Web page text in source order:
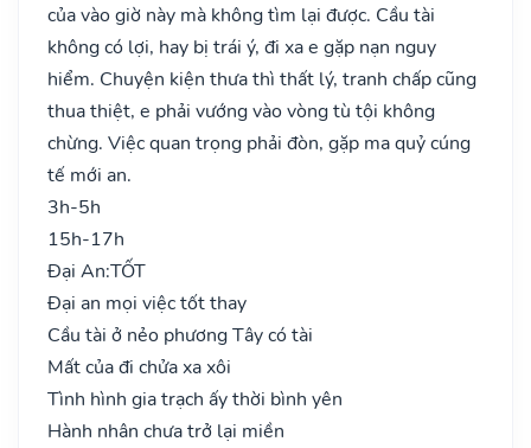
của vào giờ này mà không tìm lại được. Cầu tài
không có lợi, hay bị trái ý, đi xa e gặp nạn nguy
hiểm. Chuyện kiện thưa thì thất lý, tranh chấp cũng
thua thiệt, e phải vướng vào vòng tù tội không
chừng. Việc quan trọng phải đòn, gặp ma quỷ cúng
tế mới an.
3h-5h
15h-17h
Đại An:TỐT
Đại an mọi việc tốt thay
Cầu tài ở nẻo phương Tây có tài
Mất của đi chửa xa xôi
Tình hình gia trạch ấy thời bình yên
Hành nhân chưa trở lại miền